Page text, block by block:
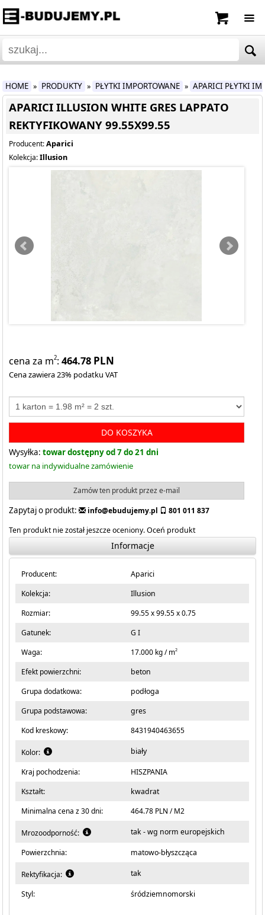
HOME » PRODUKTY » PŁYTKI IMPORTOWANE » APARICI PŁYTKI
APARICI ILLUSION WHITE GRES LAPPATO
REKTYFIKOWANY 99.55X99.55
Producent:Aparici
Kolekcja:Illusion
cena za m2:464.78 PLN
Cena zawiera 23% podatku VAT
DO KOSZYKA
Wysyłka: towar dostępny od 7 do 21 dni
towar na indywidualne zamówienie
Zamów ten produkt przez e-mail
Zapytaj o produkt: info@ebudujemy.pl
801 011 837
Ten produkt nie został jeszcze oceniony.Oceń produkt
Informacje
Producent:
Aparici
Kolekcja:
Illusion
Rozmiar:
99.55 x 99.55 x 0.75
Gatunek:
G I
Waga:
17.000 kg / m2
Efekt powierzchni:
beton
Grupa dodatkowa:
podłoga
Grupa podstawowa:
gres
Kod kreskowy:
8431940463655
Kolor: biały
Kraj pochodzenia:
HISZPANIA
Kształt:
kwadrat
Minimalna cena z 30 dni:
464.78 PLN / M2
Mrozoodporność: tak - wg norm europejskich
Powierzchnia: matowo-błyszcząca
Rektyfikacja: tak
Styl: śródziemnomorski